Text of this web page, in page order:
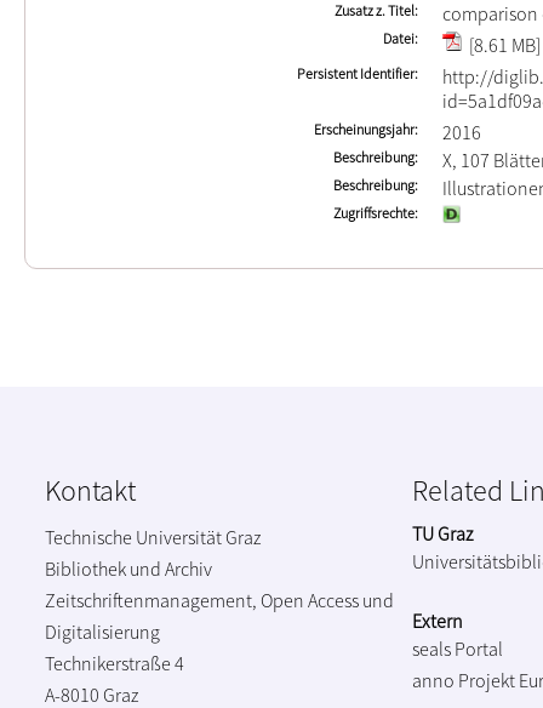
Zusatz z. Titel comparison
Datei [8.61 MB]
Persistent Identifier
http://
Erscheinungsjahr 2016
Beschreibung X, 107
Beschreibung
Zugriffsrechte
Kontakt
Technische Universität Graz
Bibliothek und Archiv
Zeitschriftenmanagement, Open Access und
Digitalisierung
Technikerstraße 4
A-8010 Graz
Related
TU Graz
Extern
seals Portal
anno Projekt